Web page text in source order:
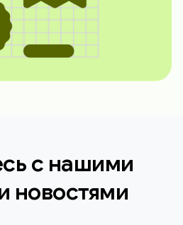
с нашими
новостями